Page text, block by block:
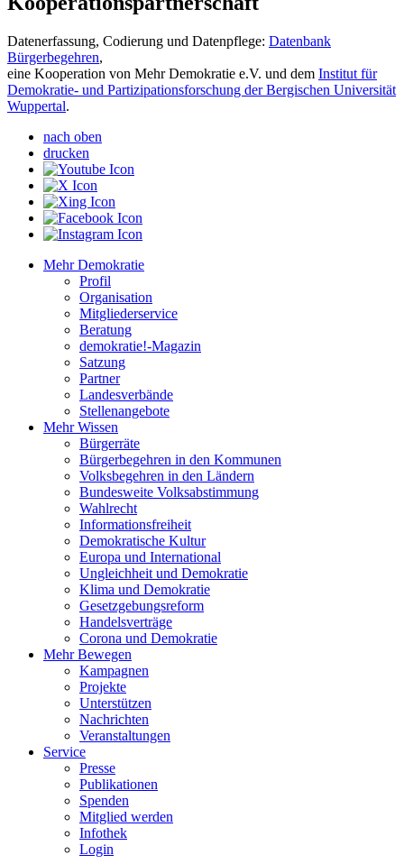
Datenerfassung, Codierung und Datenpflege: Datenbank
Bürgerbegehren,
eine Kooperation von Mehr Demokratie e.V. und dem Institut für
Demokratie- und Partizipationsforschung der Bergischen Universität
Wuppertal.
nach oben
drucken
Mehr Demokratie
Profil
Organisation
Mitgliederservice
Beratung
demokratie!-Magazin
Satzung
Partner
Landesverbände
Stellenangebote
Mehr Wissen
Bürgerräte
Bürgerbegehren in den Kommunen
Volksbegehren in den Ländern
Bundesweite Volksabstimmung
Wahlrecht
Informationsfreiheit
Demokratische Kultur
Europa und International
Ungleichheit und Demokratie
Klima und Demokratie
Gesetzgebungsreform
Handelsverträge
Corona und Demokratie
Mehr Bewegen
Kampagnen
Projekte
Unterstützen
Nachrichten
Veranstaltungen
Service
Presse
Publikationen
Spenden
Mitglied werden
Infothek
Login